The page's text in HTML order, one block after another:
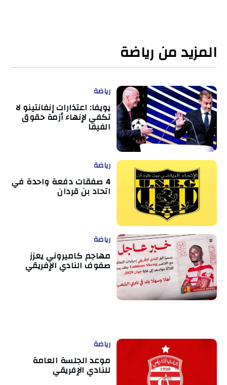
المزيد من رياضة
رياضة
يويفا: اعتذارات إنفانتينو لا
تكفي لإنهاء أزمة حقوق
الفيفا
رياضة
4 صفقات دفعة واحدة في
اتحاد بن قردان
رياضة
مهاجم كاميروني يعزز
صفوف النادي الإفريقي
رياضة
موعد الجلسة العامة
للنادي الإفريقي